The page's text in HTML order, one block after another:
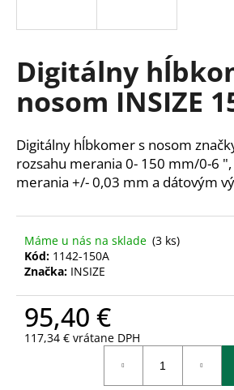
Digitálny
nosom INSIZE
Digitálny hĺbkomer s nosom
rozsahu merania 0- 150 mm/0-6
merania +/- 0,03 mm a dátovým
Máme u nás na sklade (3 ks)
Kód: 1142-150A
Značka: INSIZE
95,40 €
117,34 € vrátane DPH
s
ť
?
HĽADAŤ
O
d
p
o